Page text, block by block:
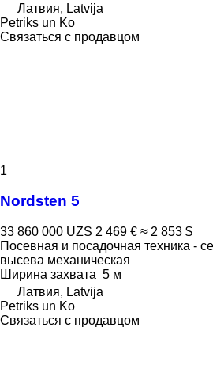
Латвия, Latvija
Petriks un Ko
Связаться с продавцом
1
Nordsten 5
33 860 000 UZS 2 469 € ≈ 2 853 $
Посевная и посадочная техника -
высева механическая
Ширина захвата 5 м
Латвия, Latvija
Petriks un Ko
Связаться с продавцом